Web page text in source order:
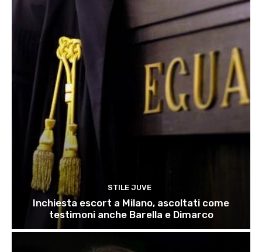
STILE JUVE
Inchiesta escort a Milano, ascoltati come
testimoni anche Barella e Dimarco